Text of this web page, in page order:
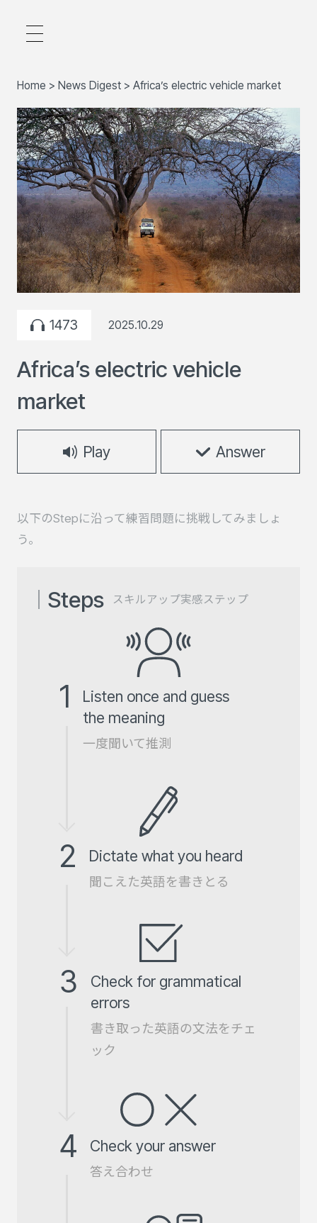
Home > News Digest> Africa’s electric vehicle market
1473 2025.10.29
Africa’s electric vehicle
market
Play Answer
以下のStepに沿って練習問題に挑戦してみましょ
う。
Steps スキルアップ実感ステップ
1
Listen once and guess
the meaning
一度聞いて推測
2 Dictate what you heard
聞こえた英語を書きとる
3
Check for grammatical
errors
書き取った英語の文法をチェ
ック
4 Check your answer
答え合わせ